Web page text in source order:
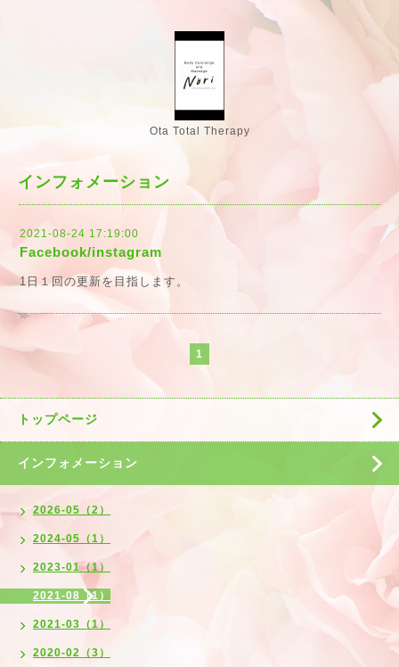
Ota Total Therapy
インフォメーション
2021-08-24 17:19:00
Facebook/instagram
1日１回の更新を目指します。
1
トップページ
インフォメーション
2026-05（2）
2024-05（1）
2023-01（1）
2021-08（1）
2021-03（1）
2020-02（3）